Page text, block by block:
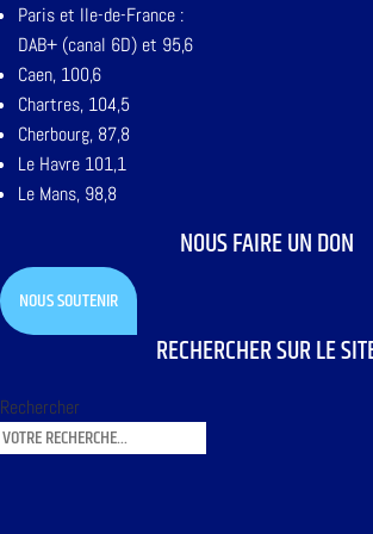
Paris et Ile-de-France :
DAB+ (canal 6D) et 95,6
Caen, 100,6
Chartres, 104,5
Cherbourg, 87,8
Le Havre 101,1
Le Mans, 98,8
NOUS FAIRE UN DON
NOUS SOUTENIR
RECHERCHER SUR LE
Rechercher